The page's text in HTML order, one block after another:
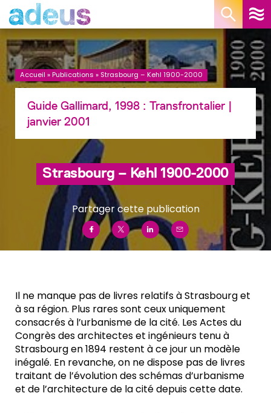
Accueil »Publications » Strasbourg – Kehl 1900-2000
Guide Gallimard, 1998 : Transfrontalier |
janvier 2001
Strasbourg – Kehl 1900-2000
Partager cette publication
Il ne manque pas de livres relatifs à Strasbourg et
à sa région. Plus rares sont ceux uniquement
consacrés à l’urbanisme de la cité. Les Actes du
Congrès des architectes et ingénieurs tenu à
Strasbourg en 1894 restent à ce jour un modèle
inégalé. En revanche, on ne dispose pas de livres
traitant de l’évolution des schémas d’urbanisme
et de l’architecture de la cité depuis cette date.
Panneau de gestion des cookies